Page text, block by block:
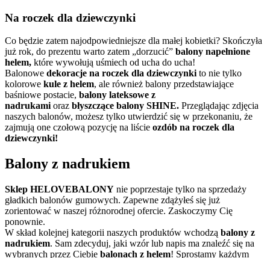
Na roczek dla dziewczynki
Co będzie zatem najodpowiedniejsze dla małej kobietki? Skończyła
już rok, do prezentu warto zatem „dorzucić” balony napełnione
helem, które wywołują uśmiech od ucha do ucha!
Balonowe dekoracje na roczek dla dziewczynki to nie tylko
kolorowe kule z helem, ale również balony przedstawiające
baśniowe postacie, balony lateksowe z
nadrukami oraz błyszczące balony SHINE. Przeglądając zdjęcia
naszych balonów, możesz tylko utwierdzić się w przekonaniu, że
zajmują one czołową pozycję na liście ozdób na roczek dla
dziewczynki!
Balony z nadrukiem
Sklep HELOVEBALONY nie poprzestaje tylko na sprzedaży
gładkich balonów gumowych. Zapewne zdążyłeś się już
zorientować w naszej różnorodnej ofercie. Zaskoczymy Cię
ponownie.
W skład kolejnej kategorii naszych produktów wchodzą balony z
nadrukiem. Sam zdecyduj, jaki wzór lub napis ma znaleźć się na
wybranych przez Ciebie balonach z helem! Sprostamy każdym